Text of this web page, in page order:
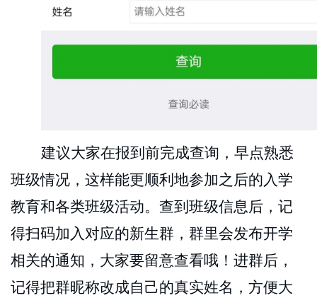
建议大家在报到前完成查询，早点熟悉
班级情况，这样能更顺利地参加之后的入学
教育和各类班级活动。查到班级信息后，记
得扫码加入对应的新生群，群里会发布开学
相关的通知，大家要留意查看哦！ 进群后，
记得把群昵称改成自己的真实姓名，方便大